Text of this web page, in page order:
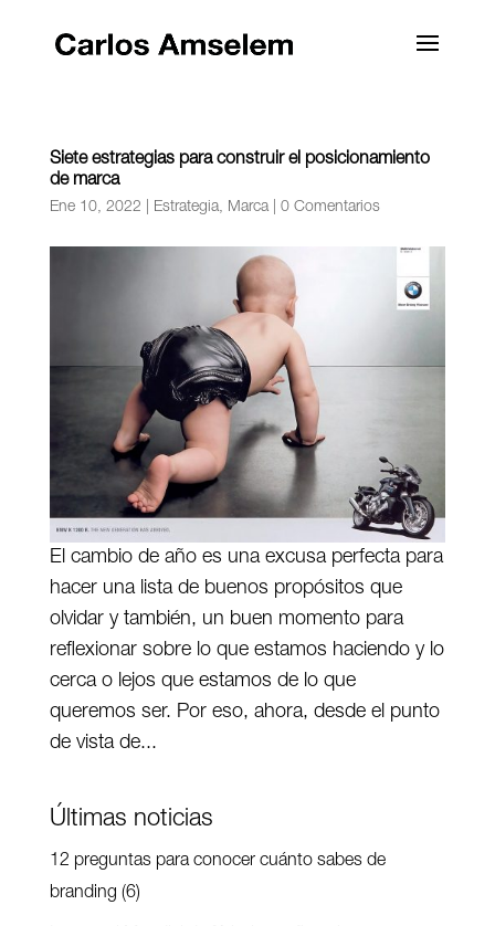
Siete estrategias para construir el posicionamiento
de marca
Ene 10, 2022 Estrategia, Marca| 0 Comentarios
El cambio de año es una excusa perfecta para
hacer una lista de buenos propósitos que
olvidar y también, un buen momento para
reflexionar sobre lo que estamos haciendo y lo
cerca o lejos que estamos de lo que
queremos ser. Por eso, ahora, desde el punto
de vista de...
Últimas noticias
12 preguntas para conocer cuánto sabes de
branding (6)